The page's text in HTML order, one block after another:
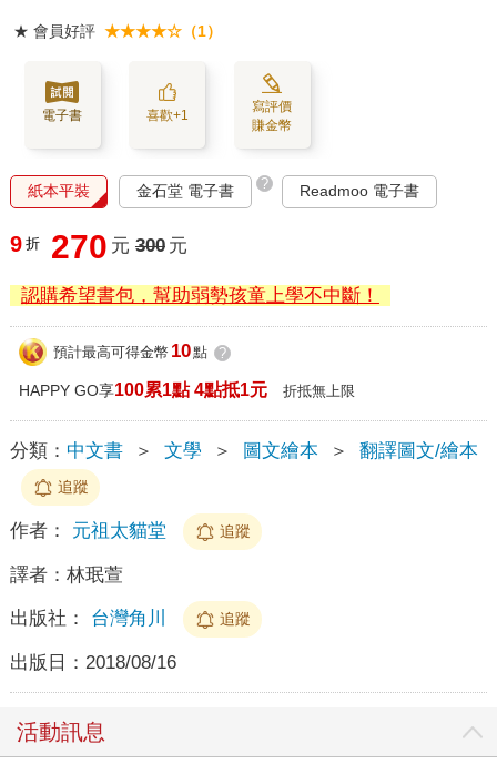
★ 會員好評 ★★★★☆（1）
電子書 喜歡+1
寫評價
賺金幣
紙本平裝 金石堂 電子書 ? Readmoo 電子書
9 折 270 元 300 元
認購希望書包，幫助弱勢孩童上學不中斷！
預計最高可得金幣 10點 ?
HAPPY GO享100累1點 4點抵1元 折抵無上限
分類： 中文書 ＞ 文學 ＞ 圖文繪本 ＞ 翻譯圖文/繪本
追蹤
作者： 元祖太貓堂 追蹤
譯者： 林珉萱
出版社： 台灣角川 追蹤
出版日： 2018/08/16
活動訊息